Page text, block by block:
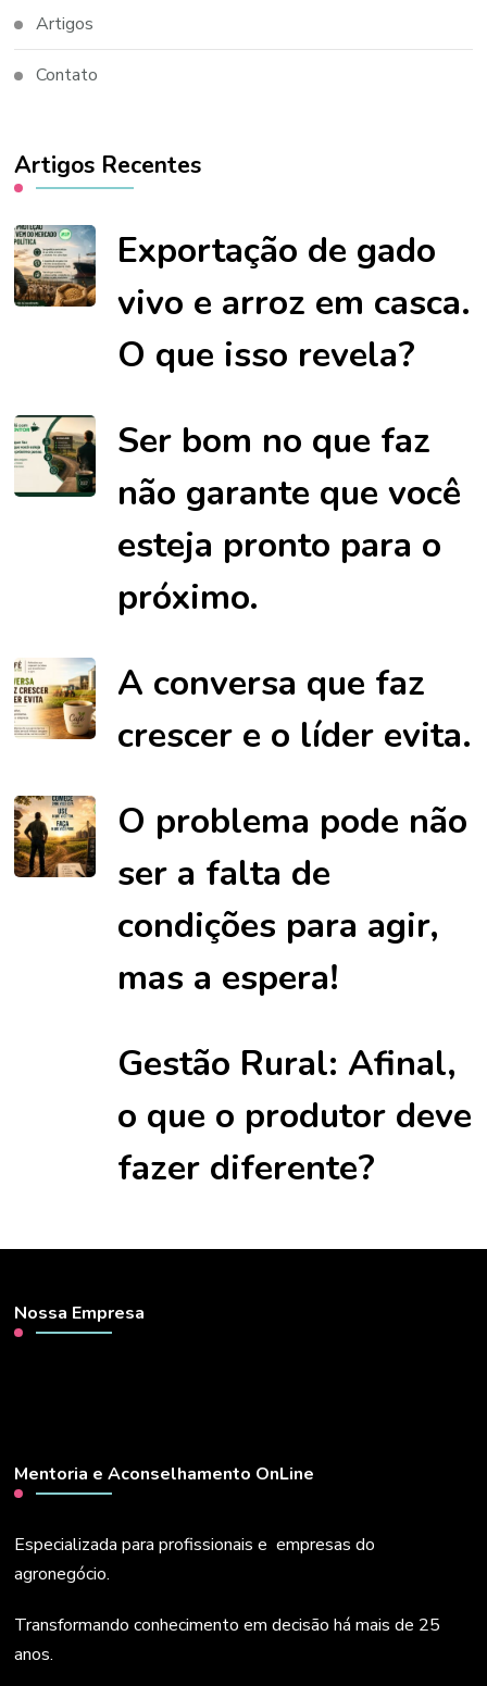
Artigos
Contato
Artigos Recentes
Exportação de gado
vivo e arroz em casca.
O que isso revela?
Ser bom no que faz
não garante que você
esteja pronto para o
próximo.
A conversa que faz
crescer e o líder evita.
O problema pode não
ser a falta de
condições para agir,
mas a espera!
Gestão Rural: Afinal,
o que o produtor deve
fazer diferente?
Nossa Empresa
Mentoria e Aconselhamento OnLine
Especializada para profissionais e empresas do
agronegócio.
Transformando conhecimento em decisão há mais de 25
anos.